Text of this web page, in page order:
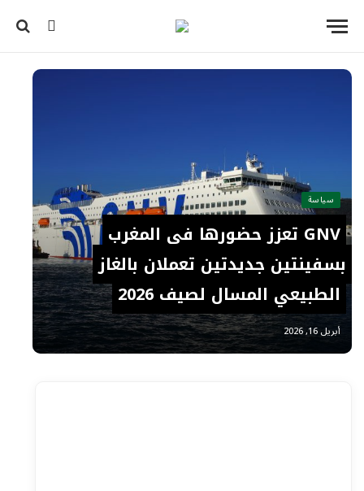
سياسة
GNV تعزز حضورها في المغرب
بسفينتين جديدتين تعملان بالغاز
الطبيعي المسال لصيف 2026
أبريل 16, 2026